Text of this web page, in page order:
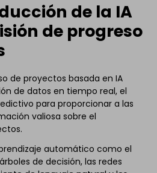
de la IA
de progreso
de proyectos basada en IA
de datos en tiempo real, el
para proporcionar a las
valiosa sobre el
automático como el
de decisión, las redes